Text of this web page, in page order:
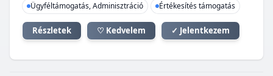
Ügyféltámogatás, Adminisztráció
Értékesítés támogatás
Részletek ♡ Kedvelem ✓ Jelentkezem